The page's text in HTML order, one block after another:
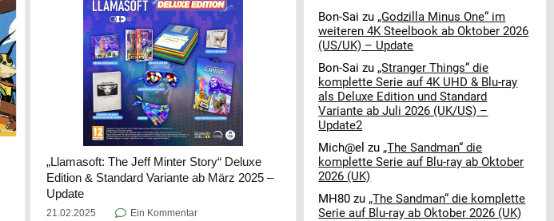
„Llamasoft: The Jeff Minter Story“ Deluxe
Edition & Standard Variante ab März 2025 –
Update
21.02.2025 Ein Kommentar
Bon-Sai zu „Godzilla Minus One“ im
weiteren 4K Steelbook ab Oktober 2026
(US/UK) – Update
Bon-Sai zu „Stranger Things“ die
komplette Serie auf 4K UHD & Blu-ray
als Deluxe Edition und Standard
Variante ab Juli 2026 (UK/US) –
Update2
Mich@el zu „The Sandman“ die
komplette Serie auf Blu-ray ab Oktober
2026 (UK)
MH80 zu „The Sandman“ die komplette
Serie auf Blu-ray ab Oktober 2026 (UK)